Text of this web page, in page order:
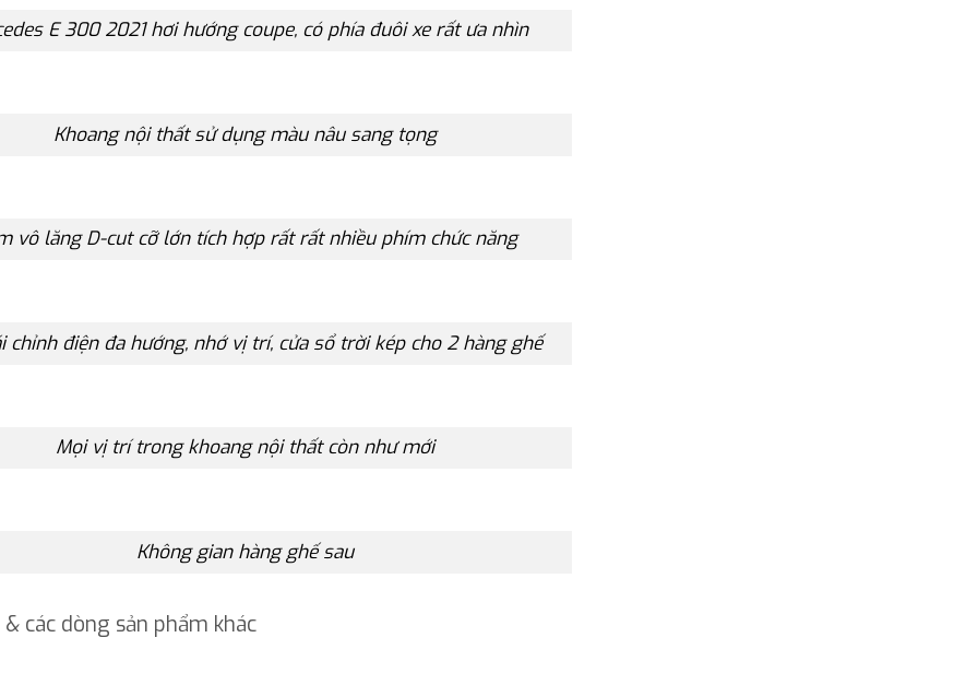
E 300 2021 hơi hướng coupe, có phía đuôi xe rất ưa nhìn
Khoang nội thất sử dụng màu nâu sang tọng
vô lăng D-cut cỡ lớn tích hợp rất rất nhiều phím chức năng
chỉnh điện đa hướng, nhớ vị trí, cửa sổ trời kép cho 2 hàng ghế
Mọi vị trí trong khoang nội thất còn như mới
Không gian hàng ghế sau
& các dòng sản phẩm khác